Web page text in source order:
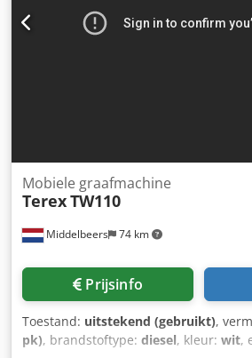
Middelbeers 74 km
Mobiele graafmachine
TerexTW110
Prijsinfo
Toestand: uitstekend (gebruikt),
pk), brandstoftype: diesel, kleur: wit,